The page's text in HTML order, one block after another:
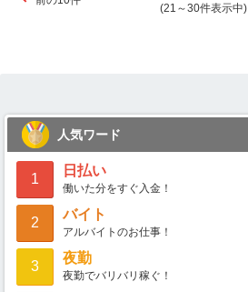
(21～30件表示中)
人気ワード
1
日払い
働いた分をすぐ入金！
2
バイト
アルバイトのお仕事！
3
夜勤
夜勤でバリバリ稼ぐ！